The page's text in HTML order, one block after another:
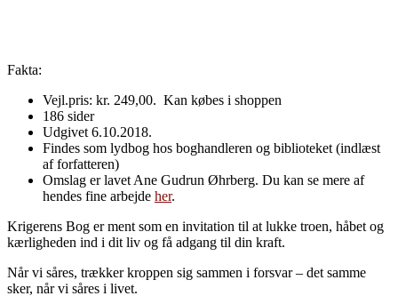
Fakta:
Vejl.pris: kr. 249,00. Kan købes i shoppen
186 sider
Udgivet 6.10.2018.
Findes som lydbog hos boghandleren og biblioteket (indlæst
af forfatteren)
Omslag er lavet Ane Gudrun Øhrberg. Du kan se mere af
hendes fine arbejde her.
Krigerens Bog er ment som en invitation til at lukke troen, håbet og
kærligheden ind i dit liv og få adgang til din kraft.
Når vi såres, trækker kroppen sig sammen i forsvar – det samme
sker, når vi såres i livet.